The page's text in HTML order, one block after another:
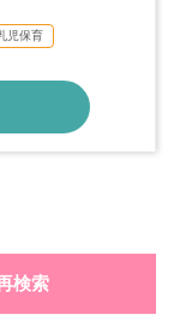
児保育
検索